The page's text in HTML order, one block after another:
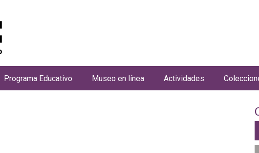
Programa Educativo Museo en línea Actividades